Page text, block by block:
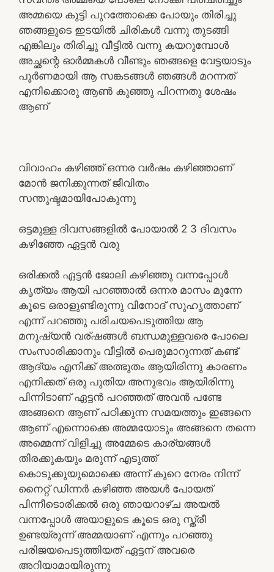
അമ്മയെ കുട്ടി പുറത്തോക്കെ പോയും തിരിച്ചു
ഞങ്ങളുടെ ഇടയിൽ ചിരികൾ വന്നു തുടങ്ങി
എങ്കിലും തിരിച്ചു വീട്ടിൽ വന്നു കയറുമ്പോൾ
അച്ഛന്റെ ഓർമ്മകൾ വീണ്ടും ഞങ്ങളെ വേട്ടയാടും
പൂർണമായി ആ സങ്കടങ്ങൾ ഞങ്ങൾ മറന്നത്
എനിക്കൊരു ആൺ കുഞ്ഞു പിറന്നതു ശേഷം
ആണ്
വിവാഹം കഴിഞ്ഞ് ഒന്നര വർഷം കഴിഞ്ഞാണ്
മോൻ ജനിക്കുന്നത് ജീവിതം
സന്തുഷ്ടമായിപോകുന്നു
ഒട്ടമുള്ള ദിവസങ്ങളിൽ പോയാൽ 2 3 ദിവസം
കഴിഞ്ഞേ ഏട്ടൻ വരു
ഒരിക്കൽ ഏട്ടൻ ജോലി കഴിഞ്ഞു വന്നപ്പോൾ
കൃത്യം ആയി പറഞ്ഞാൽ ഒന്നര മാസം മുന്നേ
കൂടെ ഒരാളുണ്ടിരുന്നു വിനോദ് സുഹൃത്താണ്
എന്ന് പറഞ്ഞു പരിചയപെടുത്തിയ ആ
മനുഷ്യൻ വര്ഷങ്ങൾ ബന്ധമുള്ളവരെ പോലെ
സംസാരിക്കാനും വീട്ടിൽ പെരുമാറുന്നത് കണ്ട്
ആദ്യം എനിക്ക് അത്ഭുതം ആയിരിന്നു കാരണം
എനിക്കത് ഒരു പുതിയ അനുഭവം ആയിരിന്നു
പിന്നിടാണ് ഏട്ടൻ പറഞ്ഞത് അവൻ പണ്ടേ
അങ്ങനെ ആണ് പഠിക്കുന്ന സമയത്തും ഇങ്ങനെ
ആണ് എന്നൊക്കെ അമ്മയോടും അങ്ങനെ തന്നെ
അമ്മെന്ന് വിളിച്ചു അമ്മേടെ കാര്യങ്ങൾ
തിരക്കുകയും മരുന്ന് എടുത്ത്
കൊടുക്കുയുമൊക്കെ അന്ന് കുറെ നേരം നിന്ന്
നൈറ്റ്‌ ഡിന്നർ കഴിഞ്ഞ അയൾ പോയത്
പിന്നീടൊരിക്കൽ ഒരു ഞായറാഴ്ച അയൽ
വന്നപ്പോൾ അയാളുടെ കൂടെ ഒരു സ്ത്രീ
ഉണ്ടയ്രുന്ന് അമ്മയാണ് എന്നും പറഞ്ഞു
പരിജയപെടുത്തിയത് ഏട്ടന് അവരെ
അറിയാമായിരുന്നു